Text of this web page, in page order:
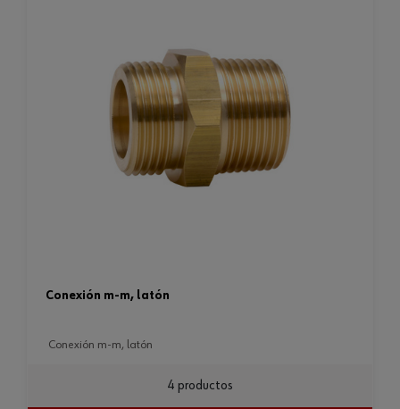
conexión m-m, latón
conexión m-m, latón
4 productos